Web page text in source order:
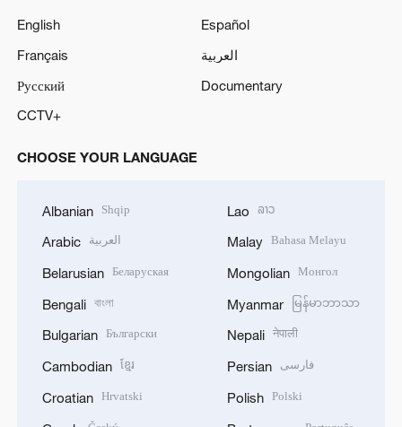
English
Español
Français
العربية
Русский
Documentary
CCTV+
CHOOSE YOUR LANGUAGE
Albanian Shqip
Arabic العربية
Belarusian Беларуская
Bengali বাংলা
Bulgarian Български
Cambodian ខ្មែរ
Croatian Hrvatski
Lao ລາວ
Malay Bahasa Melayu
Mongolian Монгол
Myanmar မြန်မာဘာသာ
Nepali नेपाली
Persian فارسی
Polish Polski